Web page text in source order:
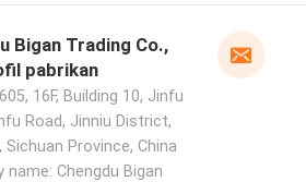
Bigan Trading Co.,
pabrikan
16F, Building 10, Jinfu
Road, Jinniu District,
Sichuan Province, China
name: Chengdu Bigan